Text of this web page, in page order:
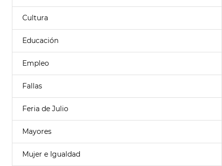
Cultura
Educación
Empleo
Fallas
Feria de Julio
Mayores
Mujer e Igualdad